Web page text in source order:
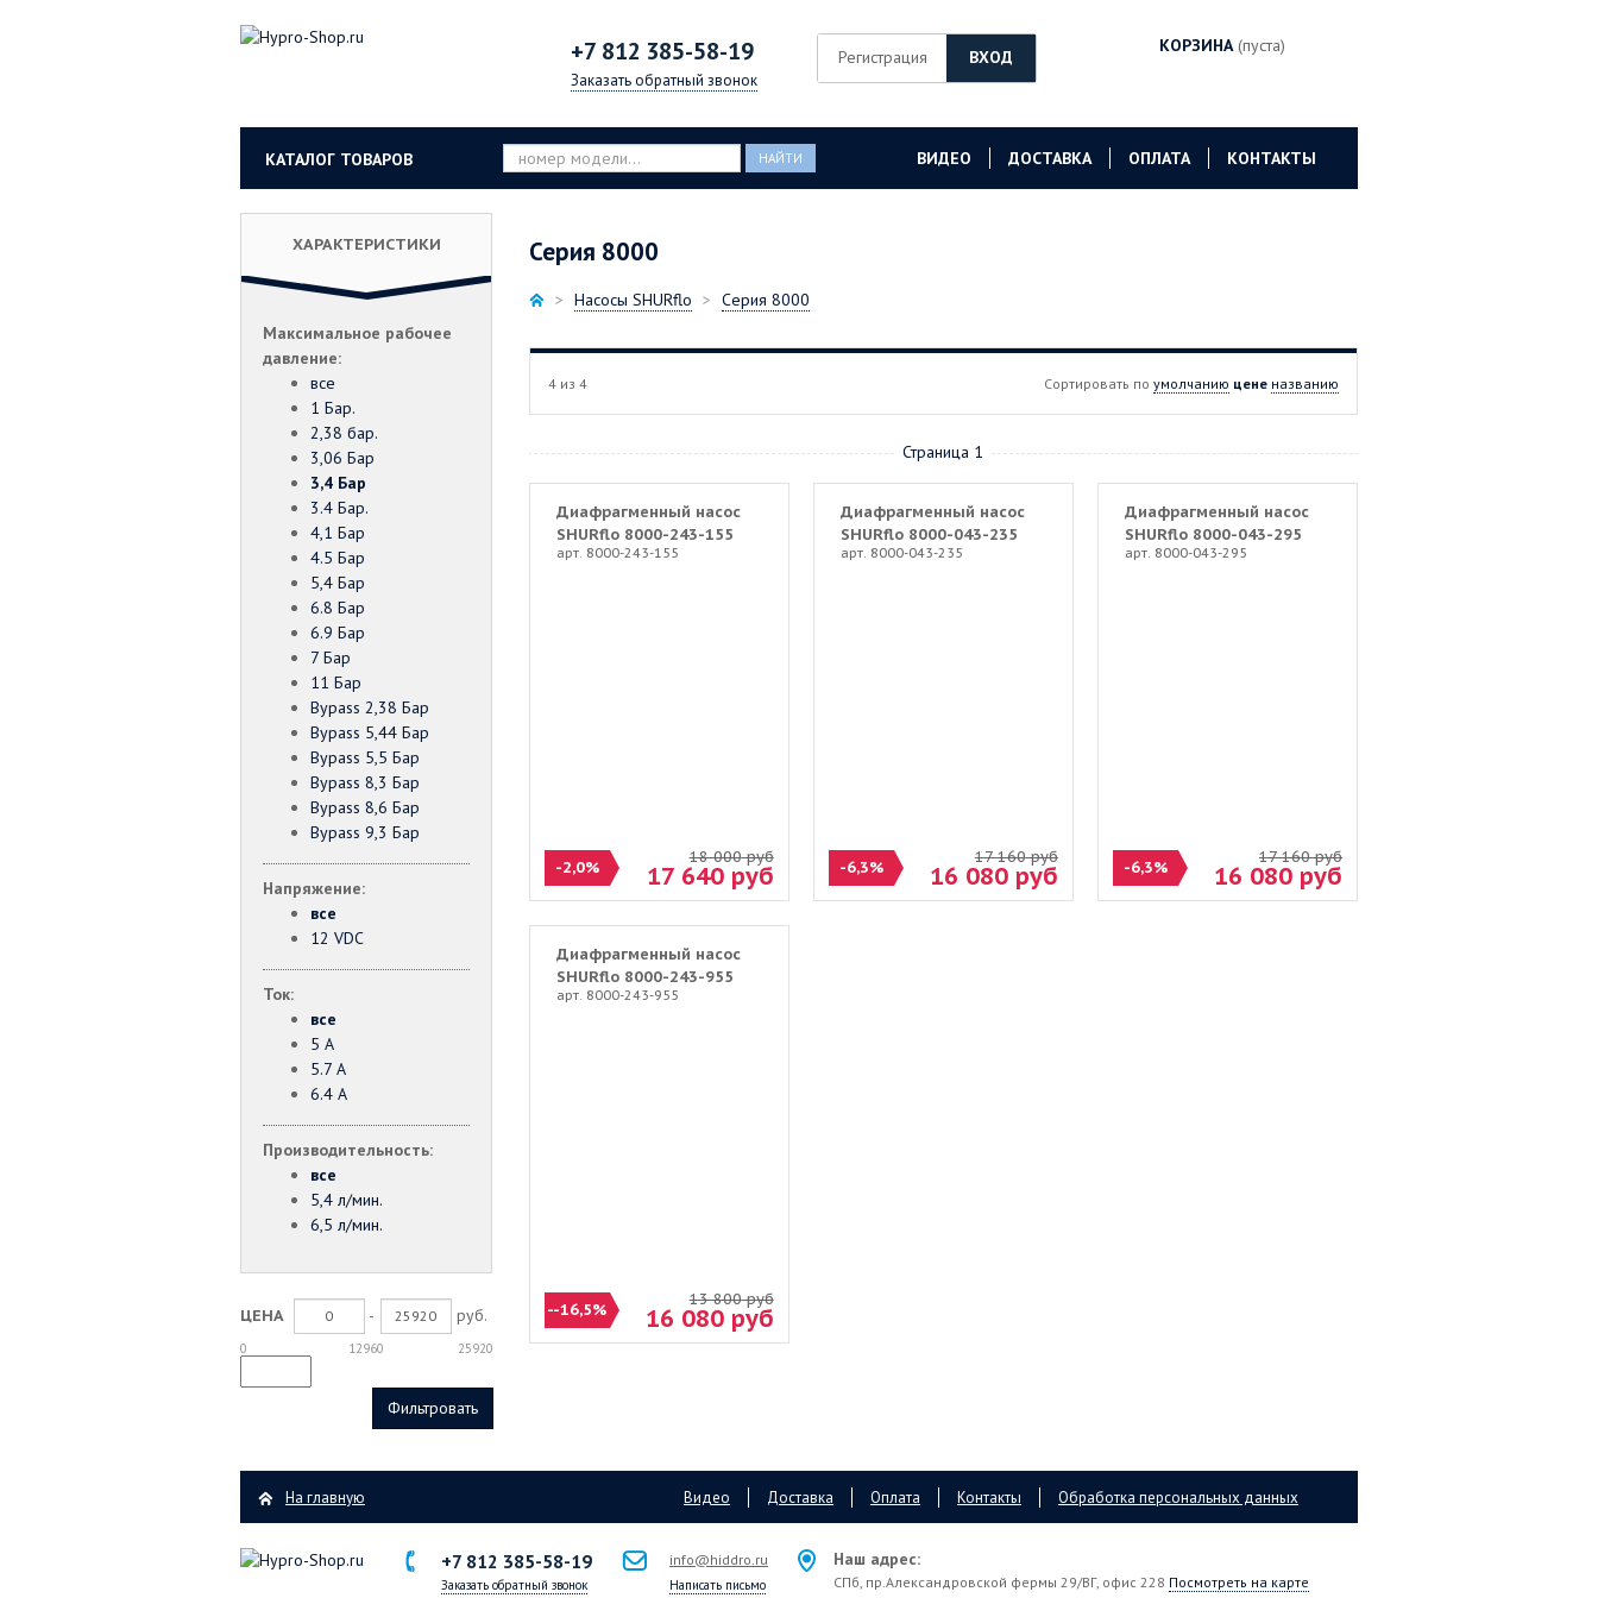
+7 812 385-58-19
Заказать обратный звонок
Регистрация ВХОД
КОРЗИНА(пуста)
КАТАЛОГ ТОВАРОВ НАЙТИ ВИДЕО ДОСТАВКА ОПЛАТА КОНТАКТЫ
ХАРАКТЕРИСТИКИ
Максимальное рабочее
давление:
все
1 Бар.
2,38 бар.
3,06 Бар
3,4 Бар
3.4 Бар.
4,1 Бар
4.5 Бар
5,4 Бар
6.8 Бар
6.9 Бар
7 Бар
11 Бар
Bypass 2,38 Бар
Bypass 5,44 Бар
Bypass 5,5 Бар
Bypass 8,3 Бар
Bypass 8,6 Бар
Bypass 9,3 Бар
Напряжение:
все
12 VDC
Ток:
все
5 А
5.7 А
6.4 А
Производительность:
все
5,4 л/мин.
6,5 л/мин.
ЦЕНА - руб.
0 12960 25920
Серия 8000
Насосы SHURflo Серия 8000
4 из 4 Сортировать по умолчанию цене названию
Страница 1
Диафрагменный насос
SHURflo 8000-243-155
арт. 8000-243-155
-2,0%
18 000руб
17 640руб
Диафрагменный насос
SHURflo 8000-043-235
арт. 8000-043-235
-6,3%
17 160руб
16 080руб
Диафрагменный насос
SHURflo 8000-043-295
арт. 8000-043-295
-6,3%
17 160руб
16 080руб
Диафрагменный насос
SHURflo 8000-243-955
арт. 8000-243-955
--16,5%
13 800руб
16 080руб
На главную Видео Доставка Оплата Контакты Обработка персональных данных
+7 812 385-58-19
Заказать обратный звонок
info@hiddro.ru
Написать письмо
Наш адрес:
СПб, пр.Александровской фермы 29/ВГ, офис 228 Посмотреть на карте